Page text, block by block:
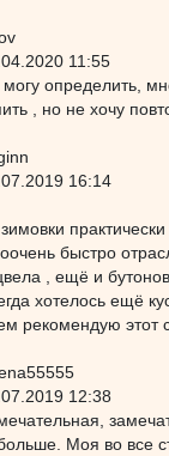
11:55
определить,
, но не хочу
16:14
быстро
, ещё и
хотелось ещё
рекомендую этот
12:38
Моя во все